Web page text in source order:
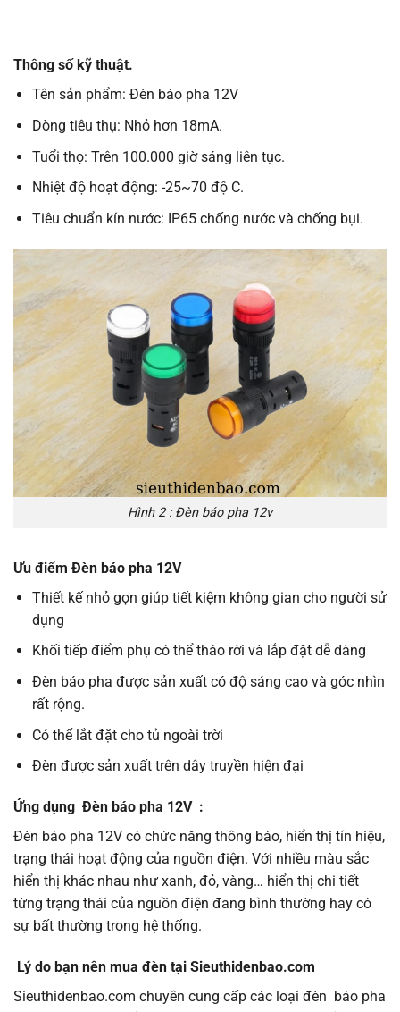
Thông số kỹ thuật.
Tên sản phẩm: Đèn báo pha 12V
Dòng tiêu thụ: Nhỏ hơn 18mA.
Tuổi thọ: Trên 100.000 giờ sáng liên tục.
Nhiệt độ hoạt động: -25~70 độ C.
Tiêu chuẩn kín nước: IP65 chống nước và chống bụi.
Hình 2 : Đèn báo pha 12v
Ưu điểm Đèn báo pha 12V
Thiết kế nhỏ gọn giúp tiết kiệm không gian cho người sử
dụng
Khối tiếp điểm phụ có thể tháo rời và lắp đặt dễ dàng
Đèn báo pha được sản xuất có độ sáng cao và góc nhìn
rất rộng.
Có thể lắt đặt cho tủ ngoài trời
Đèn được sản xuất trên dây truyền hiện đại
Ứng dụng Đèn báo pha 12V :
Đèn báo pha 12V có chức năng thông báo, hiển thị tín hiệu,
trạng thái hoạt động của nguồn điện. Với nhiều màu sắc
hiển thị khác nhau như xanh, đỏ, vàng… hiển thị chi tiết
từng trạng thái của nguồn điện đang bình thường hay có
sự bất thường trong hệ thống.
Lý do bạn nên mua đèn tại Sieuthidenbao.com
Sieuthidenbao.com chuyên cung cấp các loại đèn báo pha